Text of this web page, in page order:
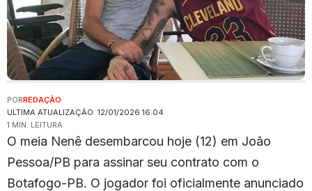
ULTIMA ATUALIZAÇÃO: 12/01/2026 16:04
PORREDAÇÃO
1 MIN. LEITURA
O meia Nenê desembarcou hoje (12) em João
Pessoa/PB para assinar seu contrato com o
Botafogo-PB. O jogador foi oficialmente anunciado